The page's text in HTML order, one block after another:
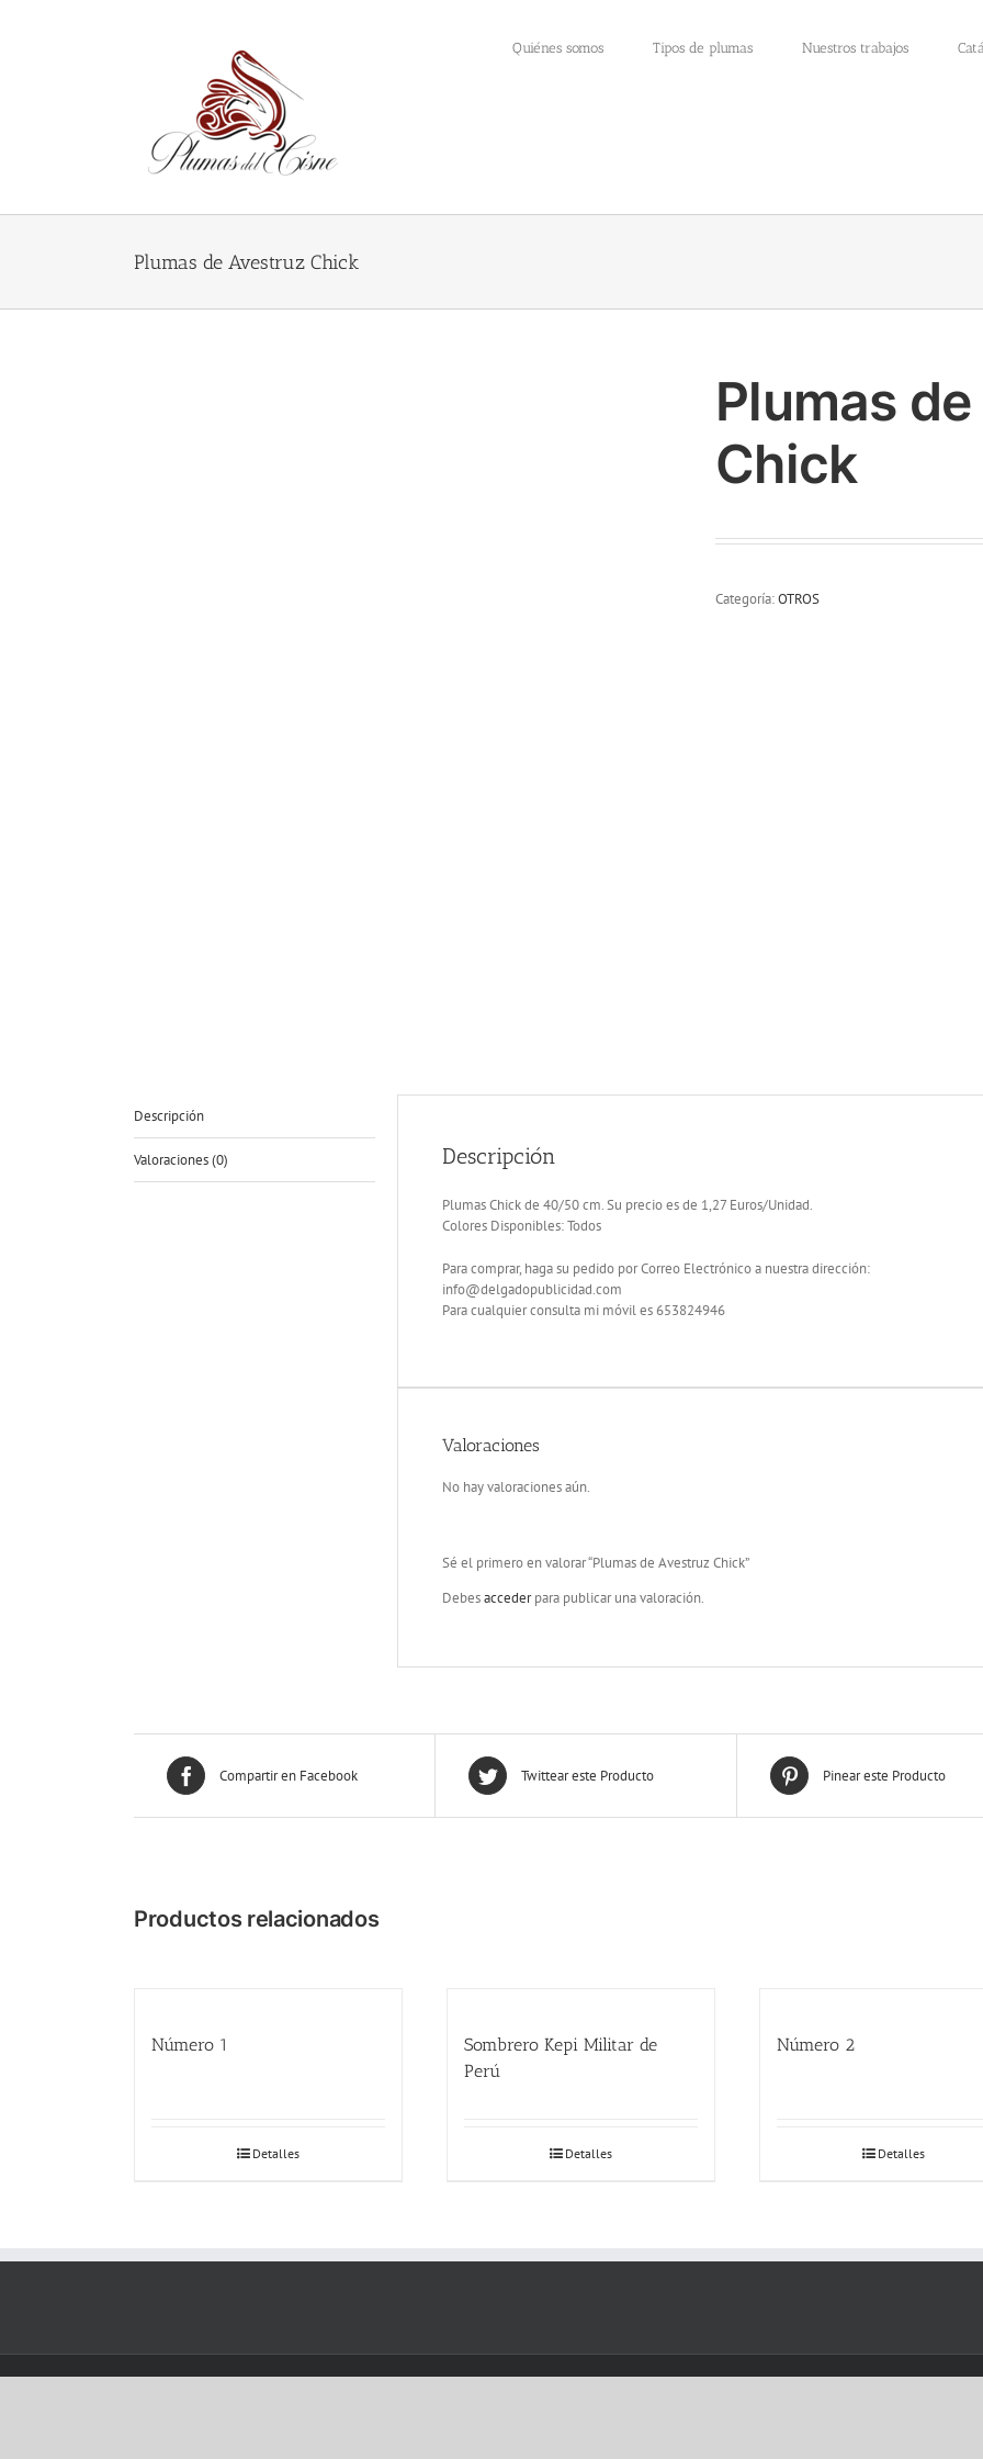
Quiénes somos Tipos de plumas Nuestros trabajos
Plumas de Avestruz Chick
Plumas
Chick
Categoría:OTROS
Descripción
Valoraciones (0) Descripción
Plumas Chick de 40/50 cm. Su precio es de 1,27 Euros/Unidad.
Colores Disponibles: Todos
Para comprar, haga su pedido por Correo Electrónico a nuestra dirección:
info@delgadopublicidad.com
Para cualquier consulta mi móvil es 653824946
Valoraciones
No hay valoraciones aún.
Sé el primero en valorar “Plumas de Avestruz Chick”
Debesaccederpara publicar una valoración.
Compartir en Facebook Twittear este Producto Pinear este Producto
Productos relacionados
Número 1
Detalles
Sombrero Kepi Militar de
Perú
Detalles
Número 2
Detalles